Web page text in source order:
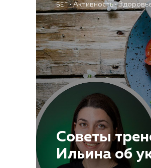
БЕГ Активность
Советы
Ильина об